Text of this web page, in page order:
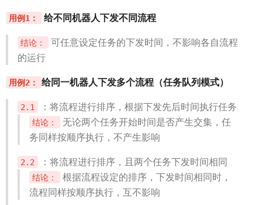
用例1： 给不同机器人下发不同流程
结论：
可任意设定任务的下发时间，不影响各自流程
的运行
用例2： 给同一机器人下发多个流程（任务队列模式）
2.1 ：将流程进行排序，根据下发先后时间执行任务
结论：
无论两个任务开始时间是否产生交集，任
务同样按顺序执行，不产生影响
2.2 ：将流程进行排序，且两个任务下发时间相同
结论：
根据流程设定的排序，下发时间相同时，
流程同样按顺序执行，互不影响